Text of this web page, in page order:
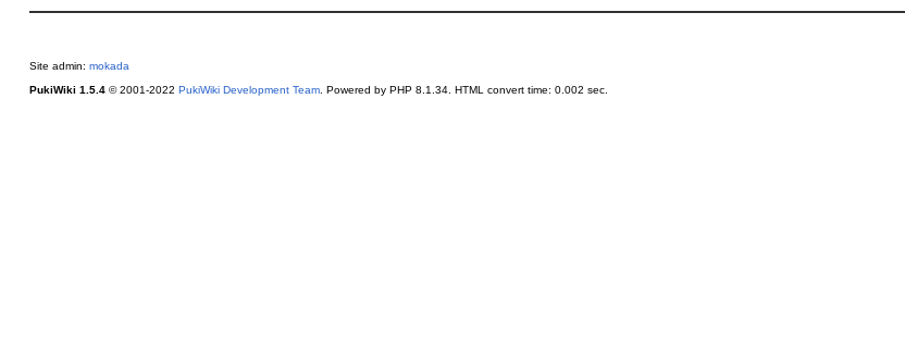
Site admin: mokada
PukiWiki 1.5.4© 2001-2022 PukiWiki Development Team. Powered by PHP 8.1.34. HTML convert time: 0.002 sec.